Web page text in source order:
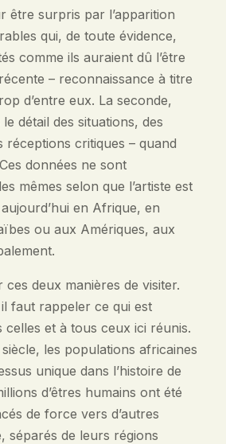
être surpris par l’apparition
qui, de toute évidence,
comme ils auraient dû l’être
– reconnaissance à titre
d’entre eux. La seconde,
détail des situations, des
réceptions critiques – quand
données ne sont
mêmes selon que l’artiste est
en Afrique, en
ou aux Amériques, aux
deux manières de visiter.
faut rappeler ce qui est
et à tous ceux ici réunis.
les populations africaines
unique dans l’histoire de
d’êtres humains ont été
de force vers d’autres
séparés de leurs régions